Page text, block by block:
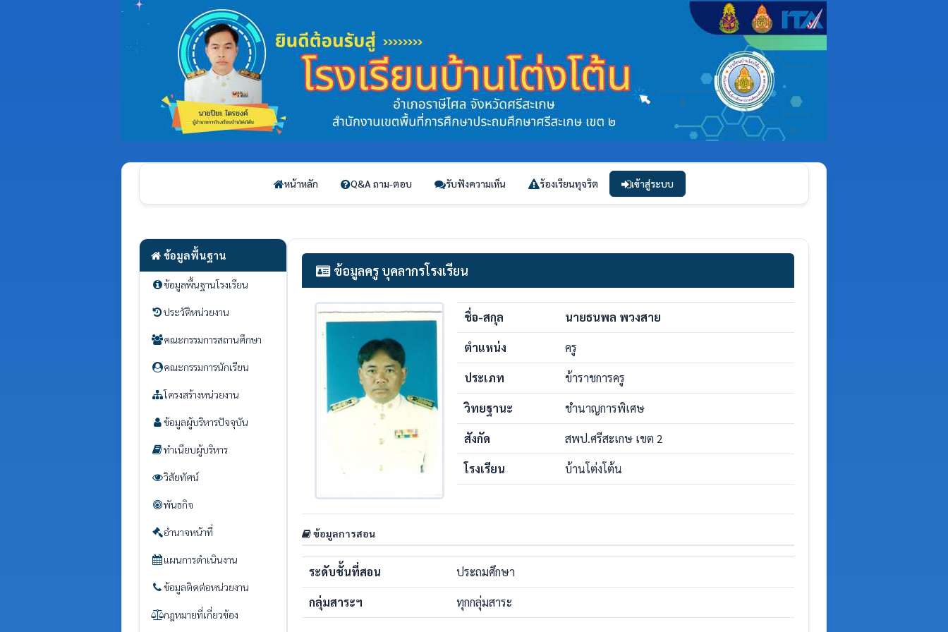
หน้าหลัก Q&A ถาม-ตอบ รับฟังความเห็น ร้องเรียนทุจริต เข้าสู่ระบบ
ข้อมูลพื้นฐาน
ข้อมูลพื้นฐานโรงเรียน
ประวัติหน่วยงาน
คณะกรรมการสถานศึกษา
คณะกรรมการนักเรียน
โครงสร้างหน่วยงาน
ข้อมูลผู้บริหารปัจจุบัน
ทำเนียบผู้บริหาร
วิสัยทัศน์
พันธกิจ
อำนาจหน้าที่
แผนการดำเนินงาน
ข้อมูลติดต่อหน่วยงาน
กฎหมายที่เกี่ยวข้อง
ข้อมูลครู บุคลากรโรงเรียน
ชื่อ-สกุล นายธนพล พวงสาย
ตำแหน่ง ครู
ประเภท ข้าราชการครู
วิทยฐานะ ชำนาญการพิเศษ
สังกัด สพป.ศรีสะเกษ เขต 2
โรงเรียน บ้านโต่งโต้น
ข้อมูลการสอน
ระดับชั้นที่สอน ประถมศึกษา
กลุ่มสาระฯ ทุกกลุ่มสาระ